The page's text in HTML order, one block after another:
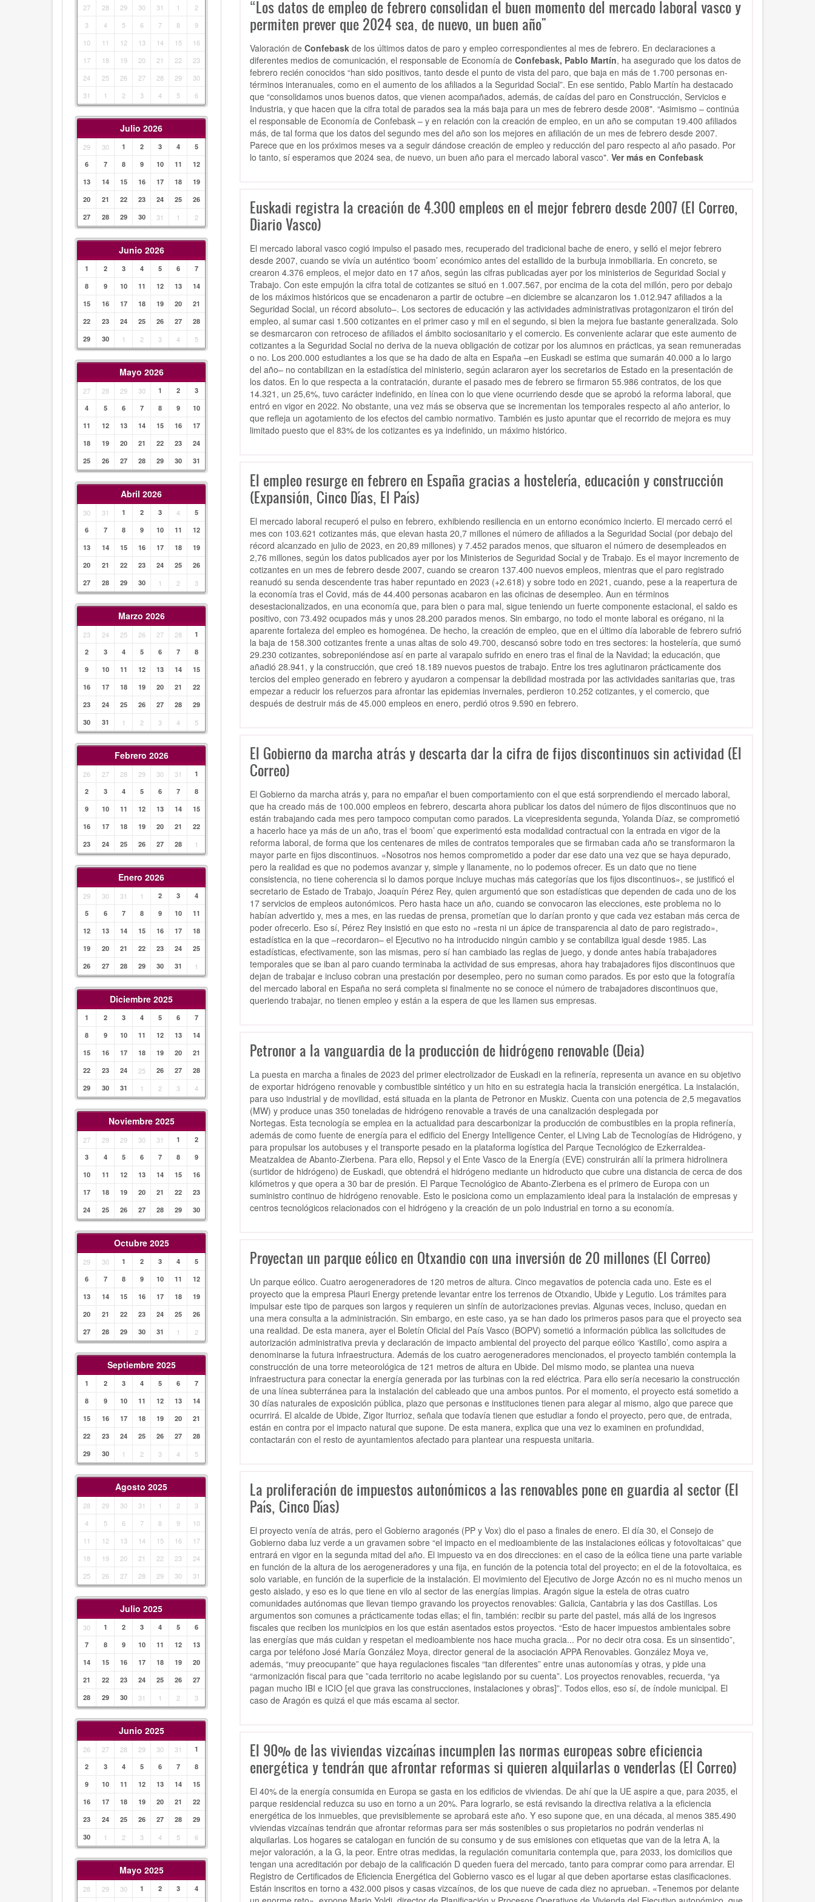
27 28 29 30 31 1
2
3
4 5 6 7 8
9
10
11 12 13 14 15
16
17
18 19 20 21 22
23
24
25 26 27 28 29
30
31
1 2 3 4 5 6
Julio 2026
29 30 1 2 3 4
5
6
7 8 9 10 11
12
13
14 15 16 17 18
19
20
21 22 23 24 25
26
27
28 29 30 31 1 2
Junio 2026
1 2 3 4 5 6
7
8
9 10 11 12 13
14
15
16 17 18 19 20
21
22
23 24 25 26 27
28
29
30 1 2 3 4 5
Mayo 2026
27 28 29 30 1 2
3
4
5 6 7 8 9
10
11
12 13 14 15 16
17
18
19 20 21 22 23
24
25
26 27 28 29 30 31
Abril 2026
30 31 1 2 3 4
5
6
7 8 9 10 11
12
13
14 15 16 17 18
19
20
21 22 23 24 25
26
27
28 29 30 1 2 3
Marzo 2026
23 24 25 26 27 28
1
2
3 4 5 6 7
8
9
10 11 12 13 14
15
16
17 18 19 20 21
22
23
24 25 26 27 28
29
30
31 1 2 3 4 5
Febrero 2026
26 27 28 29 30 31
1
2
3 4 5 6 7
8
9
10 11 12 13 14
15
16
17 18 19 20 21
22
23
24 25 26 27 28 1
Enero 2026
29 30 31 1 2 3
4
5
6 7 8 9 10
11
12
13 14 15 16 17
18
19
20 21 22 23 24
25
26
27 28 29 30 31 1
Diciembre 2025
1 2 3 4 5 6
7
8
9 10 11 12 13
14
15
16 17 18 19 20
21
22
23 24 25 26 27
28
29
30 31 1 2 3 4
Noviembre 2025
27 29 29 30 31 1
2
3
4 5 6 7 8
9
10
11 12 13 14 15
16
17
18 19 20 21 22
23
24
25 26 27 28 29 30
Octubre 2025
29 30 1 2 3 4
5
6
7 8 9 10 11
12
13
14 15 16 17 18
19
20
21 22 23 24 25
26
27
28 29 30 31 1 2
Septiembre 2025
1 2 3 4 5 6
7
8
9 10 11 12 13
14
15
16 17 18 19 20
21
22
23 24 25 26 27
28
29
30 1 2 3 4 5
Agosto 2025
28 29 30 31 1 2
3
4
5 6 7 8 9
10
11
12 13 14 15 16
17
18
19 20 21 22 23
24
25
26 27 28 29 30 31
Julio 2025
30 1 2 3 4 5
6
7
8 9 10 11 12
13
14
15 16 17 18 19
20
21
22 23 24 25 26
27
28
29 30 31 1 2 3
Junio 2025
26 27 28 29 30 31
1
2
3 4 5 6 7
8
9
10 11 12 13 14
15
16
17 18 19 20 21
22
23
24 25 26 27 28
29
30
1 2 3 4 5 6
Mayo 2025
28 29 30 1 2 3
4
“Los datos de empleo de febrero consolidan el buen momento del mercado laboral vasco y
permiten prever que 2024 sea, de nuevo, un buen año"
Valoración de Confebaskde los últimos datos de paro y empleo correspondientes al mes de febrero. En declaraciones a
diferentes medios de comunicación, el responsable de Economía de Confebask, Pablo Martín, ha asegurado que los datos de
febrero recién conocidos “han sido positivos, tanto desde el punto de vista del paro, que baja en más de 1.700 personas en-
términos interanuales, como en el aumento de los afiliados a la Seguridad Social”. En ese sentido, Pablo Martín ha destacado
que “consolidamos unos buenos datos, que vienen acompañados, además, de caídas del paro en Construcción, Servicios e
Industria, y que hacen que la cifra total de parados sea la más baja para un mes de febrero desde 2008". “Asimismo – continúa
el responsable de Economía de Confebask – y en relación con la creación de empleo, en un año se computan 19.400 afiliados
más, de tal forma que los datos del segundo mes del año son los mejores en afiliación de un mes de febrero desde 2007.
Parece que en los próximos meses va a seguir dándose creación de empleo y reducción del paro respecto al año pasado. Por
lo tanto, sí esperamos que 2024 sea, de nuevo, un buen año para el mercado laboral vasco". Ver más en Confebask
Euskadi registra la creación de 4.300 empleos en el mejor febrero desde 2007 (El Correo,
Diario Vasco)
El mercado laboral vasco cogió impulso el pasado mes, recuperado del tradicional bache de enero, y selló el mejor febrero
desde 2007, cuando se vivía un auténtico ‘boom’ económico antes del estallido de la burbuja inmobiliaria. En concreto, se
crearon 4.376 empleos, el mejor dato en 17 años, según las cifras publicadas ayer por los ministerios de Seguridad Social y
Trabajo. Con este empujón la cifra total de cotizantes se situó en 1.007.567, por encima de la cota del millón, pero por debajo
de los máximos históricos que se encadenaron a partir de octubre –en diciembre se alcanzaron los 1.012.947 afiliados a la
Seguridad Social, un récord absoluto–. Los sectores de educación y las actividades administrativas protagonizaron el tirón del
empleo, al sumar casi 1.500 cotizantes en el primer caso y mil en el segundo, si bien la mejora fue bastante generalizada. Solo
se desmarcaron con retroceso de afiliados el ámbito sociosanitario y el comercio. Es conveniente aclarar que este aumento de
cotizantes a la Seguridad Social no deriva de la nueva obligación de cotizar por los alumnos en prácticas, ya sean remuneradas
o no. Los 200.000 estudiantes a los que se ha dado de alta en España –en Euskadi se estima que sumarán 40.000 a lo largo
del año– no contabilizan en la estadística del ministerio, según aclararon ayer los secretarios de Estado en la presentación de
los datos. En lo que respecta a la contratación, durante el pasado mes de febrero se firmaron 55.986 contratos, de los que
14.321, un 25,6%, tuvo carácter indefinido, en línea con lo que viene ocurriendo desde que se aprobó la reforma laboral, que
entró en vigor en 2022. No obstante, una vez más se observa que se incrementan los temporales respecto al año anterior, lo
que refleja un agotamiento de los efectos del cambio normativo. También es justo apuntar que el recorrido de mejora es muy
limitado puesto que el 83% de los cotizantes es ya indefinido, un máximo histórico.
El empleo resurge en febrero en España gracias a hostelería, educación y construcción
(Expansión, Cinco Días, El País)
El mercado laboral recuperó el pulso en febrero, exhibiendo resiliencia en un entorno económico incierto. El mercado cerró el
mes con 103.621 cotizantes más, que elevan hasta 20,7 millones el número de afiliados a la Seguridad Social (por debajo del
récord alcanzado en julio de 2023, en 20,89 millones) y 7.452 parados menos, que situaron el número de desempleados en
2,76 millones, según los datos publicados ayer por los Ministerios de Seguridad Social y de Trabajo. Es el mayor incremento de
cotizantes en un mes de febrero desde 2007, cuando se crearon 137.400 nuevos empleos, mientras que el paro registrado
reanudó su senda descendente tras haber repuntado en 2023 (+2.618) y sobre todo en 2021, cuando, pese a la reapertura de
la economía tras el Covid, más de 44.400 personas acabaron en las oficinas de desempleo. Aun en términos
desestacionalizados, en una economía que, para bien o para mal, sigue teniendo un fuerte componente estacional, el saldo es
positivo, con 73.492 ocupados más y unos 28.200 parados menos. Sin embargo, no todo el monte laboral es orégano, ni la
aparente fortaleza del empleo es homogénea. De hecho, la creación de empleo, que en el último día laborable de febrero sufrió
la baja de 158.300 cotizantes frente a unas altas de solo 49.700, descansó sobre todo en tres sectores: la hostelería, que sumó
29.230 cotizantes, sobreponiéndose así en parte al varapalo sufrido en enero tras el final de la Navidad; la educación, que
añadió 28.941, y la construcción, que creó 18.189 nuevos puestos de trabajo. Entre los tres aglutinaron prácticamente dos
tercios del empleo generado en febrero y ayudaron a compensar la debilidad mostrada por las actividades sanitarias que, tras
empezar a reducir los refuerzos para afrontar las epidemias invernales, perdieron 10.252 cotizantes, y el comercio, que
después de destruir más de 45.000 empleos en enero, perdió otros 9.590 en febrero.
El Gobierno da marcha atrás y descarta dar la cifra de fijos discontinuos sin actividad (El
Correo)
El Gobierno da marcha atrás y, para no empañar el buen comportamiento con el que está sorprendiendo el mercado laboral,
que ha creado más de 100.000 empleos en febrero, descarta ahora publicar los datos del número de fijos discontinuos que no
están trabajando cada mes pero tampoco computan como parados. La vicepresidenta segunda, Yolanda Díaz, se comprometió
a hacerlo hace ya más de un año, tras el ‘boom’ que experimentó esta modalidad contractual con la entrada en vigor de la
reforma laboral, de forma que los centenares de miles de contratos temporales que se firmaban cada año se transformaron la
mayor parte en fijos discontinuos. «Nosotros nos hemos comprometido a poder dar ese dato una vez que se haya depurado,
pero la realidad es que no podemos avanzar y, simple y llanamente, no lo podemos ofrecer. Es un dato que no tiene
consistencia, no tiene coherencia si lo damos porque incluye muchas más categorías que los fijos discontinuos», se justificó el
secretario de Estado de Trabajo, Joaquín Pérez Rey, quien argumentó que son estadísticas que dependen de cada uno de los
17 servicios de empleos autonómicos. Pero hasta hace un año, cuando se convocaron las elecciones, este problema no lo
habían advertido y, mes a mes, en las ruedas de prensa, prometían que lo darían pronto y que cada vez estaban más cerca de
poder ofrecerlo. Eso sí, Pérez Rey insistió en que esto no «resta ni un ápice de transparencia al dato de paro registrado»,
estadística en la que –recordaron– el Ejecutivo no ha introducido ningún cambio y se contabiliza igual desde 1985. Las
estadísticas, efectivamente, son las mismas, pero sí han cambiado las reglas de juego, y donde antes había trabajadores
temporales que se iban al paro cuando terminaba la actividad de sus empresas, ahora hay trabajadores fijos discontinuos que
dejan de trabajar e incluso cobran una prestación por desempleo, pero no suman como parados. Es por esto que la fotografía
del mercado laboral en España no será completa si finalmente no se conoce el número de trabajadores discontinuos que,
queriendo trabajar, no tienen empleo y están a la espera de que les llamen sus empresas.
Petronor a la vanguardia de la producción de hidrógeno renovable (Deia)
La puesta en marcha a finales de 2023 del primer electrolizador de Euskadi en la refinería, representa un avance en su objetivo
de exportar hidrógeno renovable y combustible sintético y un hito en su estrategia hacia la transición energética. La instalación,
para uso industrial y de movilidad, está situada en la planta de Petronor en Muskiz. Cuenta con una potencia de 2,5 megavatios
(MW) y produce unas 350 toneladas de hidrógeno renovablea través de una canalización desplegada por
Nortegas. Esta tecnología se emplea en la actualidad para descarbonizar la producción de combustibles en la propia refinería,
además de como fuente de energía para el edificio del Energy Intelligence Center, el Living Lab de Tecnologías de Hidrógeno, y
para propulsar los autobuses y el transporte pesado en la plataforma logística del Parque Tecnológico de Ezkerraldea-
Meatzaldea de Abanto-Zierbena. Para ello, Repsol y el Ente Vasco de la Energía (EVE) construirán allí la primera hidrolinera
(surtidor de hidrógeno) de Euskadi, que obtendrá el hidrógeno mediante un hidroducto que cubre una distancia de cerca de dos
kilómetros y que opera a 30 bar de presión. El Parque Tecnológico de Abanto-Zierbena es el primero de Europa con un
suministro continuo de hidrógeno renovable. Esto le posiciona como un emplazamiento ideal para la instalación de empresas y
centros tecnológicos relacionados con el hidrógeno y la creación de un polo industrial en torno a su economía.
Proyectan un parque eólico en Otxandio con una inversión de 20 millones (El Correo)
Un parque eólico. Cuatro aerogeneradores de 120 metros de altura. Cinco megavatios de potencia cada uno. Este es el
proyecto que la empresa Plauri Energy pretende levantar entre los terrenos de Otxandio, Ubide y Legutio. Los trámites para
impulsar este tipo de parques son largos y requieren un sinfín de autorizaciones previas. Algunas veces, incluso, quedan en
una mera consulta a la administración. Sin embargo, en este caso, ya se han dado los primeros pasos para que el proyecto sea
una realidad. De esta manera, ayer el Boletín Oficial del País Vasco (BOPV) sometió a información pública las solicitudes de
autorización administrativa previa y declaración de impacto ambiental del proyecto del parque eólico ‘Kastillo’, como aspira a
denominarse la futura infraestructura. Además de los cuatro aerogeneradores mencionados, el proyecto también contempla la
construcción de una torre meteorológica de 121 metros de altura en Ubide. Del mismo modo, se plantea una nueva
infraestructura para conectar la energía generada por las turbinas con la red eléctrica. Para ello sería necesario la construcción
de una línea subterránea para la instalación del cableado que una ambos puntos. Por el momento, el proyecto está sometido a
30 días naturales de exposición pública, plazo que personas e instituciones tienen para alegar al mismo, algo que parece que
ocurrirá. El alcalde de Ubide, Zigor Iturrioz, señala que todavía tienen que estudiar a fondo el proyecto, pero que, de entrada,
están en contra por el impacto natural que supone. De esta manera, explica que una vez lo examinen en profundidad,
contactarán con el resto de ayuntamientos afectado para plantear una respuesta unitaria.
La proliferación de impuestos autonómicos a las renovables pone en guardia al sector (El
País, Cinco Días)
El proyecto venía de atrás, pero el Gobierno aragonés (PP y Vox) dio el paso a finales de enero. El día 30, el Consejo de
Gobierno daba luz verde a un gravamen sobre “el impacto en el medioambiente de las instalaciones eólicas y fotovoltaicas” que
entrará en vigor en la segunda mitad del año. El impuesto va en dos direcciones: en el caso de la eólica tiene una parte variable
en función de la altura de los aerogeneradores y una fija, en función de la potencia total del proyecto; en el de la fotovoltaica, es
solo variable, en función de la superficie de la instalación. El movimiento del Ejecutivo de Jorge Azcón no es ni mucho menos un
gesto aislado, y eso es lo que tiene en vilo al sector de las energías limpias. Aragón sigue la estela de otras cuatro
comunidades autónomas que llevan tiempo gravando los proyectos renovables: Galicia, Cantabria y las dos Castillas. Los
argumentos son comunes a prácticamente todas ellas; el fin, también: recibir su parte del pastel, más allá de los ingresos
fiscales que reciben los municipios en los que están asentados estos proyectos. “Esto de hacer impuestos ambientales sobre
las energías que más cuidan y respetan el medioambiente nos hace mucha gracia... Por no decir otra cosa. Es un sinsentido”,
carga por teléfono José María González Moya, director general de la asociación APPA Renovables. González Moya ve,
además, “muy preocupante” que haya regulaciones fiscales “tan diferentes” entre unas autonomías y otras, y pide una
“armonización fiscal para que ”cada territorio no acabe legislando por su cuenta”. Los proyectos renovables, recuerda, “ya
pagan mucho IBI e ICIO [el que grava las construcciones, instalaciones y obras]”. Todos ellos, eso sí, de índole municipal. El
caso de Aragón es quizá el que más escama al sector.
El 90% de las viviendas vizcaínas incumplen las normas europeas sobre eficiencia
energética y tendrán que afrontar reformas si quieren alquilarlas o venderlas (El Correo)
El 40% de la energía consumida en Europa se gasta en los edificios de viviendas. De ahí que la UE aspire a que, para 2035, el
parque residencial reduzca su uso en torno a un 20%. Para lograrlo, se está revisando la directiva relativa a la eficiencia
energética de los inmuebles, que previsiblemente se aprobará este año. Y eso supone que, en una década, al menos 385.490
viviendas vizcaínas tendrán que afrontar reformas para ser más sostenibles o sus propietarios no podrán venderlas ni
alquilarlas. Los hogares se catalogan en función de su consumo y de sus emisiones con etiquetas que van de la letra A, la
mejor valoración, a la G, la peor. Entre otras medidas, la regulación comunitaria contempla que, para 2033, los domicilios que
tengan una acreditación por debajo de la calificación D queden fuera del mercado, tanto para comprar como para arrendar. El
Registro de Certificados de Eficiencia Energética del Gobierno vasco es el lugar al que deben aportarse estas clasificaciones.
Están inscritos en torno a 432.000 pisos y casas vizcaínos, de los que nueve de cada diez no aprueban. «Tenemos por delante